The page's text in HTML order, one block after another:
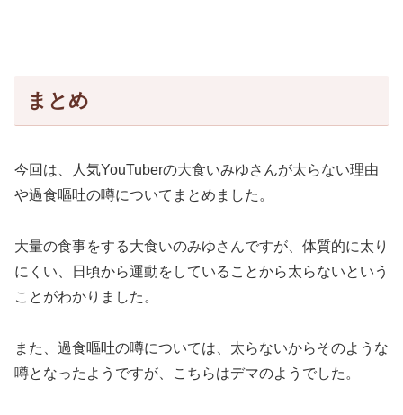
まとめ
今回は、人気YouTuberの大食いみゆさんが太らない理由
や過食嘔吐の噂についてまとめました。
大量の食事をする大食いのみゆさんですが、体質的に太り
にくい、日頃から運動をしていることから太らないという
ことがわかりました。
また、過食嘔吐の噂については、太らないからそのような
噂となったようですが、こちらはデマのようでした。